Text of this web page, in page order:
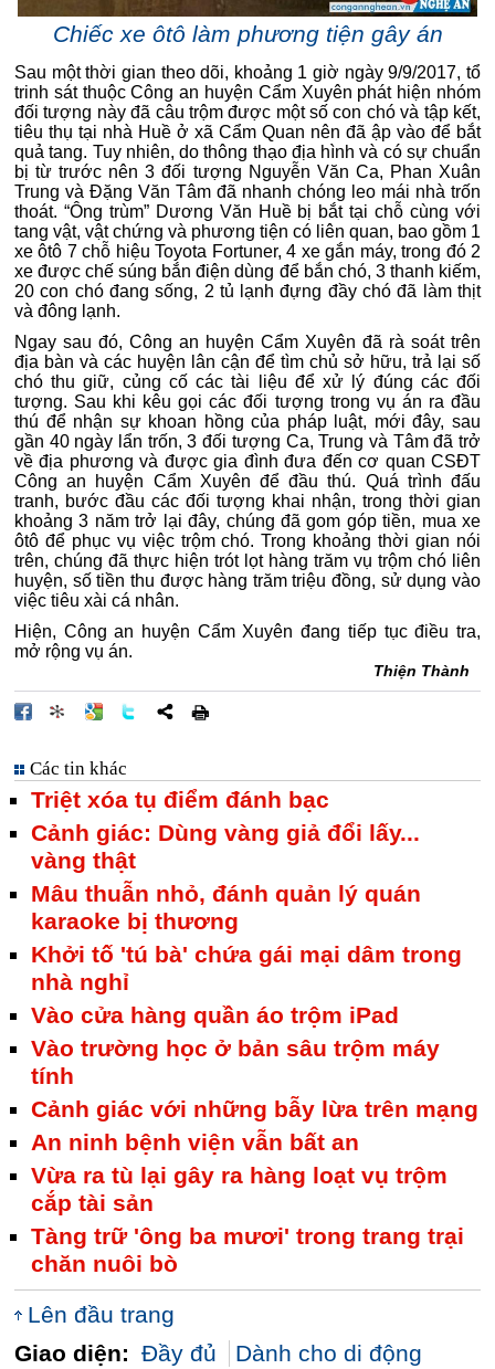
Chiếc xe ôtô làm phương tiện gây án
Sau một thời gian theo dõi, khoảng 1 giờ ngày 9/9/2017, tổ
trinh sát thuộc Công an huyện Cẩm Xuyên phát hiện nhóm
đối tượng này đã câu trộm được một số con chó và tập kết,
tiêu thụ tại nhà Huề ở xã Cẩm Quan nên đã ập vào để bắt
quả tang. Tuy nhiên, do thông thạo địa hình và có sự chuẩn
bị từ trước nên 3 đối tượng Nguyễn Văn Ca, Phan Xuân
Trung và Đặng Văn Tâm đã nhanh chóng leo mái nhà trốn
thoát. “Ông trùm” Dương Văn Huề bị bắt tại chỗ cùng với
tang vật, vật chứng và phương tiện có liên quan, bao gồm 1
xe ôtô 7 chỗ hiệu Toyota Fortuner, 4 xe gắn máy, trong đó 2
xe được chế súng bắn điện dùng để bắn chó, 3 thanh kiếm,
20 con chó đang sống, 2 tủ lạnh đựng đầy chó đã làm thịt
và đông lạnh.
Ngay sau đó, Công an huyện Cẩm Xuyên đã rà soát trên
địa bàn và các huyện lân cận để tìm chủ sở hữu, trả lại số
chó thu giữ, củng cố các tài liệu để xử lý đúng các đối
tượng. Sau khi kêu gọi các đối tượng trong vụ án ra đầu
thú để nhận sự khoan hồng của pháp luật, mới đây, sau
gần 40 ngày lẩn trốn, 3 đối tượng Ca, Trung và Tâm đã trở
về địa phương và được gia đình đưa đến cơ quan CSĐT
Công an huyện Cẩm Xuyên để đầu thú. Quá trình đấu
tranh, bước đầu các đối tượng khai nhận, trong thời gian
khoảng 3 năm trở lại đây, chúng đã gom góp tiền, mua xe
ôtô để phục vụ việc trộm chó. Trong khoảng thời gian nói
trên, chúng đã thực hiện trót lọt hàng trăm vụ trộm chó liên
huyện, số tiền thu được hàng trăm triệu đồng, sử dụng vào
việc tiêu xài cá nhân.
Hiện, Công an huyện Cẩm Xuyên đang tiếp tục điều tra,
mở rộng vụ án.
Thiện Thành
Các tin khác
Triệt xóa tụ điểm đánh bạc
Cảnh giác: Dùng vàng giả đổi lấy...
vàng thật
Mâu thuẫn nhỏ, đánh quản lý quán
karaoke bị thương
Khởi tố 'tú bà' chứa gái mại dâm trong
nhà nghỉ
Vào cửa hàng quần áo trộm iPad
Vào trường học ở bản sâu trộm máy
tính
Cảnh giác với những bẫy lừa trên mạng
An ninh bệnh viện vẫn bất an
Vừa ra tù lại gây ra hàng loạt vụ trộm
cắp tài sản
Tàng trữ 'ông ba mươi' trong trang trại
chăn nuôi bò
Lên đầu trang
Giao diện: Đầy đủ Dành cho di động